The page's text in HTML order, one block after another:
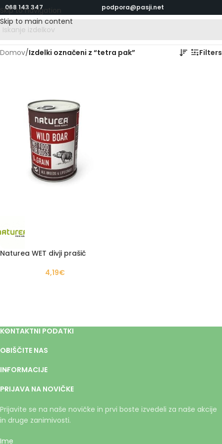
Skip to navigation
Skip to main content
068 143 347 podpora@pasji.net
Domov/Izdelki označeni z “tetra pak” Filters
Naturea WET divji prašič
4,19€
KONTAKTNI PODATKI
OBIŠČITE NAS
INFORMACIJE
PRIJAVA NA NOVIČKE
Prijavite se na naše novičke in prvi boste izvedeli za naše akcije
in druge zanimivosti.
Ime